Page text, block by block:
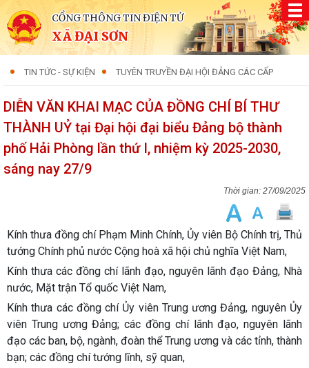
CỔNG THÔNG TIN ĐIỆN TỬ
XÃ ĐẠI SƠN
TIN TỨC - SỰ KIỆN TUYÊN TRUYỀN ĐẠI HỘI ĐẢNG CÁC CẤP
DIỄN VĂN KHAI MẠC CỦA ĐỒNG CHÍ BÍ THƯ
THÀNH UỶ tại Đại hội đại biểu Đảng bộ thành
phố Hải Phòng lần thứ I, nhiệm kỳ 2025-2030,
sáng nay 27/9
27/09/2025
Kính thưa đồng chí Phạm Minh Chính, Ủy viên Bộ Chính trị, Thủ
tướng Chính phủ nước Cộng hoà xã hội chủ nghĩa Việt Nam,
Kính thưa các đồng chí lãnh đạo, nguyên lãnh đạo Đảng, Nhà
nước, Mặt trận Tổ quốc Việt Nam,
Kính thưa các đồng chí Ủy viên Trung ương Đảng, nguyên Ủy
viên Trung ương Đảng; các đồng chí lãnh đạo, nguyên lãnh
đạo các ban, bộ, ngành, đoàn thể Trung ương và các tỉnh, thành
bạn; các đồng chí tướng lĩnh, sỹ quan,